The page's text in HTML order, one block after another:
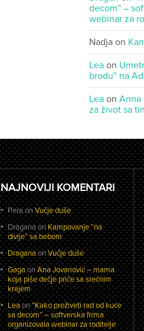
decom” –
webinar za
Nadja on
Lea on
brodu” na
Lea on Anna
za život sa
NAJNOVIJI KOMENTARI
PeraonVučje duše
DraganaonKampovanje “na
divlje” sa bebom
DraganaonVučje duše
GagaonAna Jovanović – mama
koja piše dečje priče sa srećnim
krajem
Leaon“Kako preživeti rad od kuće
sa decom” – softverska firma
organizovala webinar za roditelje